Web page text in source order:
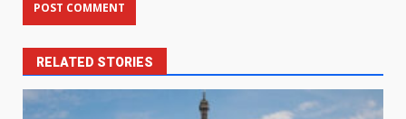
RELATED STORIES